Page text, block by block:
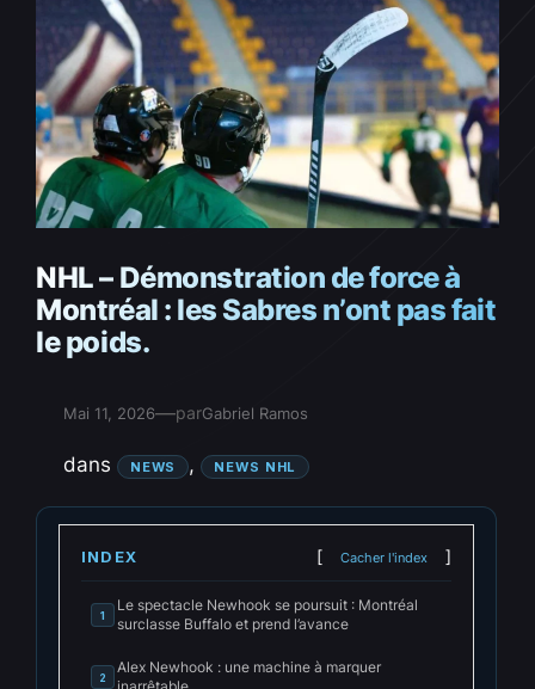
NHL – Démonstration de force à
Montréal : les Sabres n’ont pas fait
le poids.
Mai 11, 2026—parGabriel Ramos
dans NEWS , NEWS NHL
INDEX Cacher l'index
1
Le spectacle Newhook se poursuit : Montréal
surclasse Buffalo et prend l’avance
2
Alex Newhook : une machine à marquer